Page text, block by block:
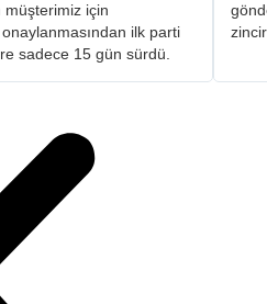
müşterimiz için
ilk parti
sadece 15 gün sürdü.